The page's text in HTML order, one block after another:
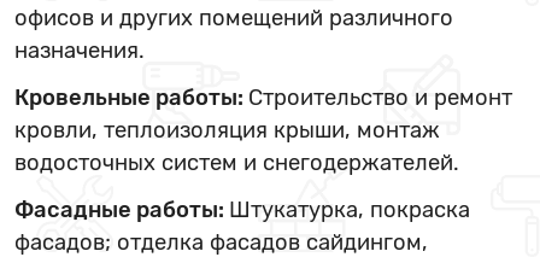
офисов и других помещений различного
назначения.
Кровельные работы: Строительство и ремонт
кровли, теплоизоляция крыши, монтаж
водосточных систем и снегодержателей.
Фасадные работы: Штукатурка, покраска
фасадов; отделка фасадов сайдингом,